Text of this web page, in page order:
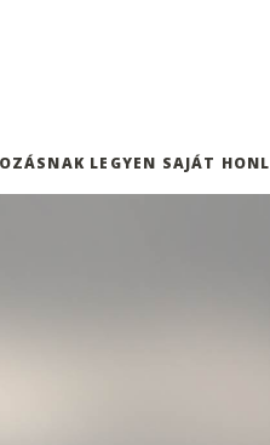
LEGYEN SAJÁT